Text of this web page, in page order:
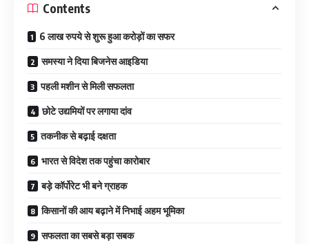
Contents
6 लाख रुपये से शुरू हुआ करोड़ों का सफर
समस्या ने दिया बिजनेस आइडिया
पहली मशीन से मिली सफलता
छोटे उद्यमियों पर लगाया दांव
तकनीक से बढ़ाई दक्षता
भारत से विदेश तक पहुंचा कारोबार
बड़े कॉर्पोरेट भी बने ग्राहक
किसानों की आय बढ़ाने में निभाई अहम भूमिका
सफलता का सबसे बड़ा सबक